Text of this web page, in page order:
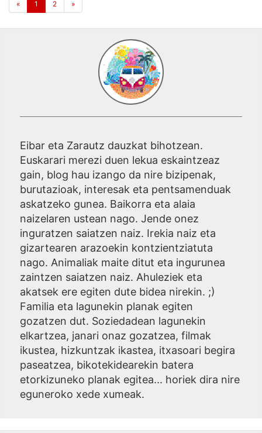
« 1 2 »
Eibar eta Zarautz dauzkat bihotzean.
Euskarari merezi duen lekua eskaintzeaz
gain, blog hau izango da nire bizipenak,
burutazioak, interesak eta pentsamenduak
askatzeko gunea. Baikorra eta alaia
naizelaren ustean nago. Jende onez
inguratzen saiatzen naiz. Irekia naiz eta
gizartearen arazoekin kontzientziatuta
nago. Animaliak maite ditut eta ingurunea
zaintzen saiatzen naiz. Ahuleziek eta
akatsek ere egiten dute bidea nirekin. ;)
Familia eta lagunekin planak egiten
gozatzen dut. Soziedadean lagunekin
elkartzea, janari onaz gozatzea, filmak
ikustea, hizkuntzak ikastea, itxasoari begira
paseatzea, bikotekidearekin batera
etorkizuneko planak egitea... horiek dira nire
eguneroko xede xumeak.